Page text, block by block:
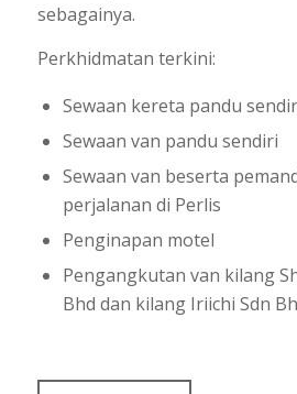
sebagainya.
Perkhidmatan terkini:
Sewaan kereta pandu
Sewaan van pandu sendiri
Sewaan van beserta
perjalanan di Perlis
Penginapan motel
Pengangkutan van kilang
Bhd dan kilang Iriichi Sdn